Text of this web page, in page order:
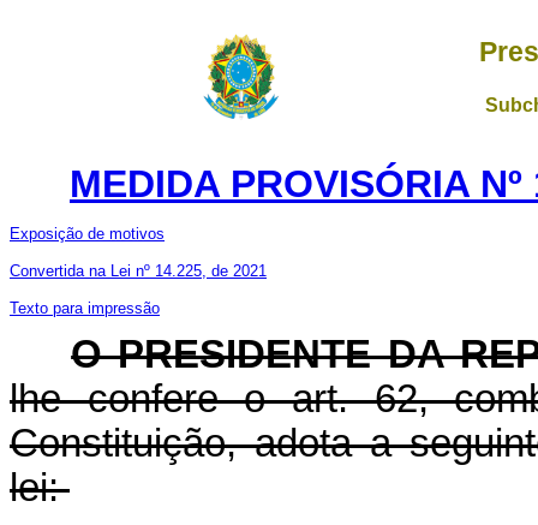
MEDIDA PROVISÓRIA
Exposição de motivos
Convertida na Lei nº 14.225, de 2021
Texto para impressão
O PRESIDENTE DA
lhe confere o art. 62,
Constituição, adota a
lei: